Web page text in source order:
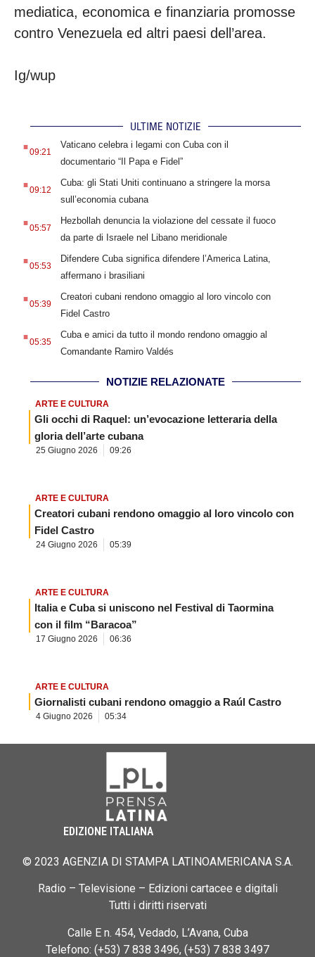
mediatica, economica e finanziaria promosse
contro Venezuela ed altri paesi dell’area.
Ig/wup
ULTIME NOTIZIE
.09:21
Vaticano celebra i legami con Cuba con il
documentario “Il Papa e Fidel”
.09:12
Cuba: gli Stati Uniti continuano a stringere la morsa
sull’economia cubana
.05:57
Hezbollah denuncia la violazione del cessate il fuoco
da parte di Israele nel Libano meridionale
.05:53
Difendere Cuba significa difendere l’America Latina,
affermano i brasiliani
.05:39
Creatori cubani rendono omaggio al loro vincolo con
Fidel Castro
.05:35
Cuba e amici da tutto il mondo rendono omaggio al
Comandante Ramiro Valdés
NOTIZIE RELAZIONATE
ARTE E CULTURA
Gli occhi di Raquel: un’evocazione letteraria della
gloria dell’arte cubana
25 Giugno 2026 09:26
ARTE E CULTURA
Creatori cubani rendono omaggio al loro vincolo con
Fidel Castro
24 Giugno 2026 05:39
ARTE E CULTURA
Italia e Cuba si uniscono nel Festival di Taormina
con il film “Baracoa”
17 Giugno 2026 06:36
ARTE E CULTURA
Giornalisti cubani rendono omaggio a Raúl Castro
4 Giugno 2026 05:34
EDIZIONE ITALIANA
© 2023 AGENZIA DI STAMPA LATINOAMERICANA S.A.
Radio – Televisione – Edizioni cartacee e digitali
Tutti i diritti riservati
Calle E n. 454, Vedado, L’Avana, Cuba
Telefono: (+53) 7 838 3496, (+53) 7 838 3497